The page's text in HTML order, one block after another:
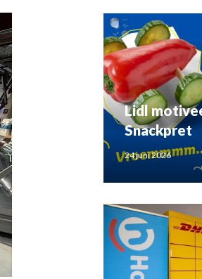
Lidl
Snackpret
24 juni 2026